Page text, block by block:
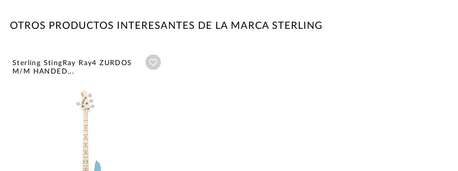
OTROS PRODUCTOS INTERESANTES DE LA MARCA STERLING
Sterling StingRay Ray4 ZURDOS
M/M HANDED...